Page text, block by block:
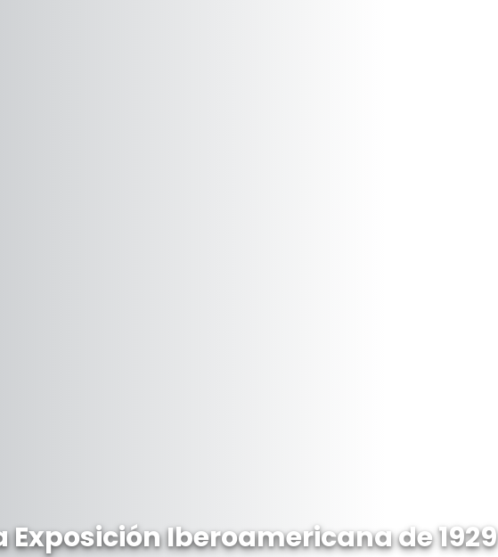
Iberoamericana de 1929